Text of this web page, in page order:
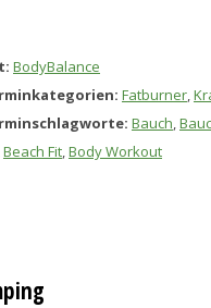
BodyBalance
Fatburner,
Bauch,
Beach Fit,Body Workout